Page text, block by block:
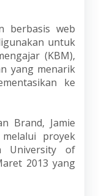
berbasis web
untuk
(KBM),
yang menarik
ke
Brand, Jamie
proyek
University of
2013 yang